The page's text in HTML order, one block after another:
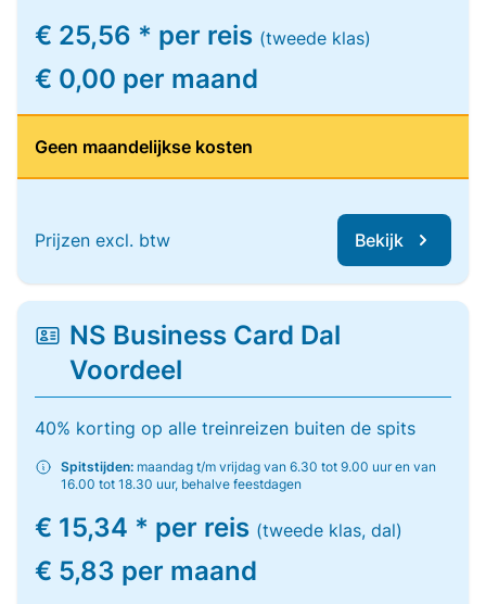
€ 25,56 * per reis (tweede klas)
€ 0,00 per maand
Geen maandelijkse kosten
Prijzen excl. btw Bekijk
NS Business Card Dal
Voordeel
40% korting op alle treinreizen buiten de spits
Spitstijden: maandag t/m vrijdag van 6.30 tot 9.00 uur en van
16.00 tot 18.30 uur, behalve feestdagen
€ 15,34 * per reis (tweede klas, dal)
€ 5,83 per maand